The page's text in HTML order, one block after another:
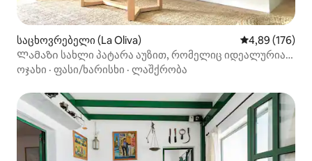
საცხოვრებელი (La Oliva) საშუალო
4,89 (176)
Ლამაზი სახლი პატარა აუზით, რომელიც იდეალურია
ოჯახებისთვის
ოჯახი · ფასი/ხარისხი · ლაშქრობა